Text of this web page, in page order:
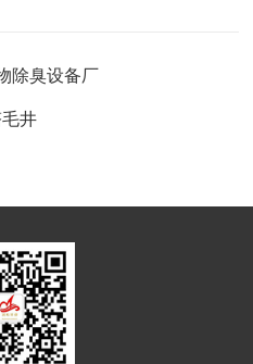
除臭设备厂
井